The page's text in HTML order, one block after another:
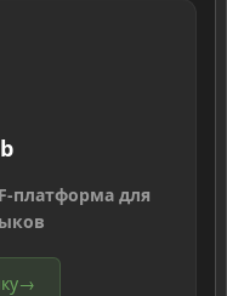
платформа для
→